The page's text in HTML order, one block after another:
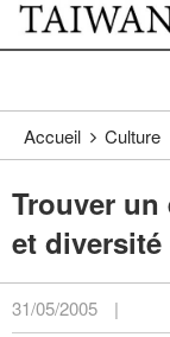
Passer au contenu
:::
Accueil Culture
Trouver
et
31/05/2005 |